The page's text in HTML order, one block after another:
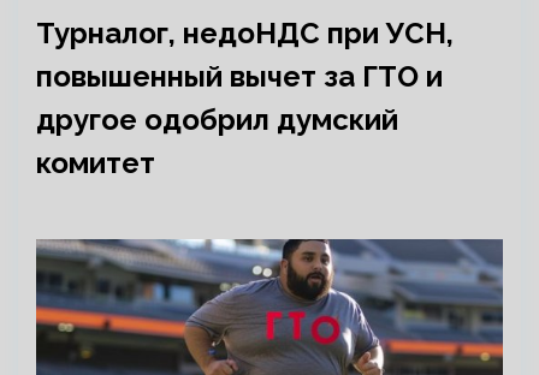
Турналог, недоНДС при УСН,
повышенный вычет за ГТО и
другое одобрил думский
комитет